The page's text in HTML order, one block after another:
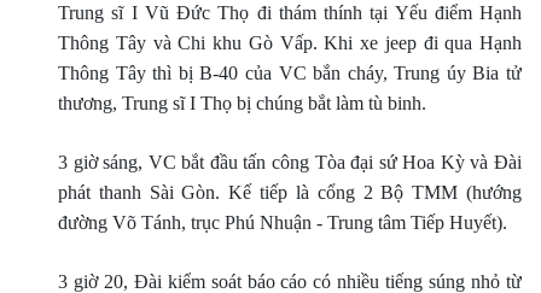
Trung sĩ I Vũ Ðức Thọ đi thám thính tại Yếu điểm Hạnh
Thông Tây và Chi khu Gò Vấp. Khi xe jeep đi qua Hạnh
Thông Tây thì bị B-40 của VC bắn cháy, Trung úy Bia tử
thương, Trung sĩ I Thọ bị chúng bắt làm tù binh.
3 giờ sáng, VC bắt đầu tấn công Tòa đại sứ Hoa Kỳ và Ðài
phát thanh Sài Gòn. Kế tiếp là cổng 2 Bộ TMM (hướng
đường Võ Tánh, trục Phú Nhuận - Trung tâm Tiếp Huyết).
3 giờ 20, Ðài kiểm soát báo cáo có nhiều tiếng súng nhỏ từ